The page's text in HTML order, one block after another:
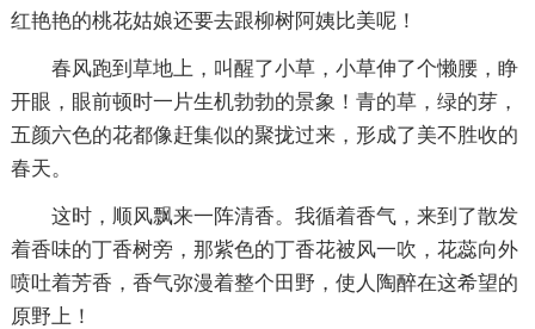
红艳艳的桃花姑娘还要去跟柳树阿姨比美呢！
春风跑到草地上，叫醒了小草，小草伸了个懒腰，睁
开眼，眼前顿时一片生机勃勃的景象！青的草，绿的芽，
五颜六色的花都像赶集似的聚拢过来，形成了美不胜收的
春天。
这时，顺风飘来一阵清香。我循着香气，来到了散发
着香味的丁香树旁，那紫色的丁香花被风一吹，花蕊向外
喷吐着芳香，香气弥漫着整个田野，使人陶醉在这希望的
原野上！